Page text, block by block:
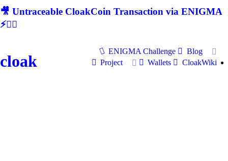
🎥 Untraceable CloakCoin Transaction via ENIGMA
⚡🕵‍♂
cloak
ENIGMA Challenge
Blog
Project
Wallets CloakWiki